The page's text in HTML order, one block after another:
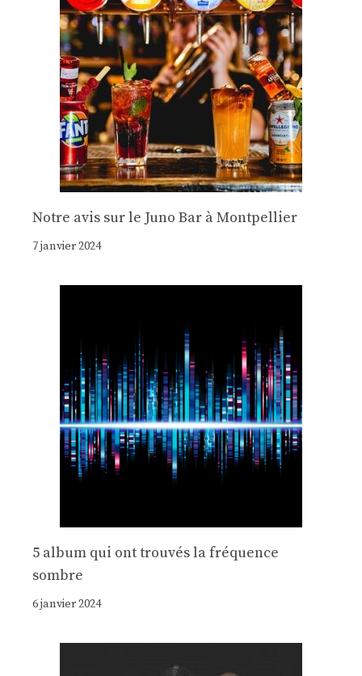
Notre avis sur le Juno Bar à Montpellier
7 janvier 2024
5 album qui ont trouvés la fréquence
sombre
6 janvier 2024